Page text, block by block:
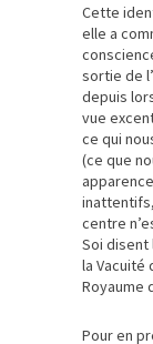
Cette
elle a
sortie de
depuis
vue
ce qui
(ce que
centre
Soi disent
la Vacuité
Royaume
Pour en